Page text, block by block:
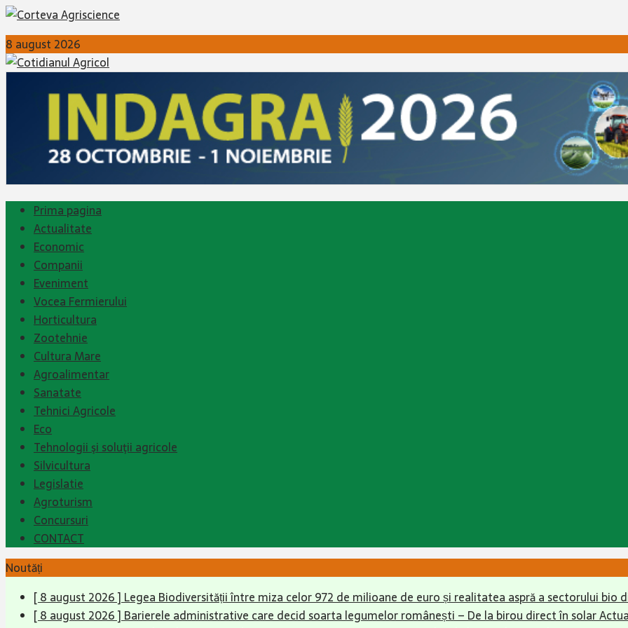
8 august 2026
Prima pagina
Actualitate
Economic
Companii
Eveniment
Vocea Fermierului
Horticultura
Zootehnie
Cultura Mare
Agroalimentar
Sanatate
Tehnici Agricole
Eco
Tehnologii şi soluţii agricole
Silvicultura
Legislatie
Agroturism
Concursuri
CONTACT
Noutăți
[ 8 august 2026 ]Legea Biodiversității între miza celor 972 de milioane de euro și realitatea aspră a sectorului bio
[ 8 august 2026 ]Barierele administrative care decid soarta legumelor românești – De la birou direct în solar